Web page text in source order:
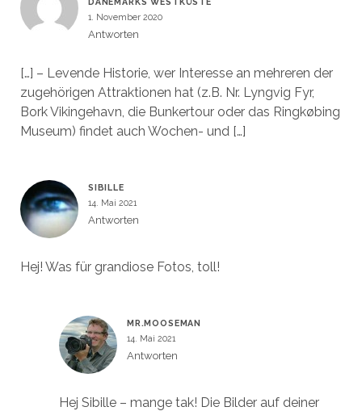
1. November 2020
Antworten
[…] – Levende Historie, wer Interesse an mehreren der
zugehörigen Attraktionen hat (z.B. Nr. Lyngvig Fyr,
Bork Vikingehavn, die Bunkertour oder das Ringkøbing
Museum) findet auch Wochen- und […]
SIBILLE
14. Mai 2021
Antworten
Hej! Was für grandiose Fotos, toll!
MR.MOOSEMAN
14. Mai 2021
Antworten
Hej Sibille – mange tak! Die Bilder auf deiner